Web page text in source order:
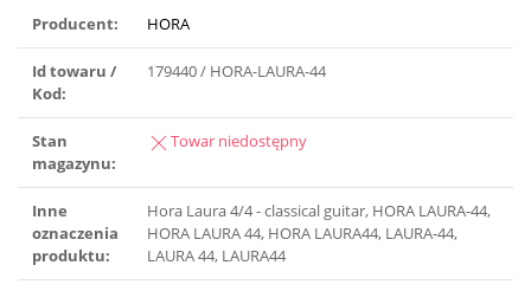
Producent: HORA
Id towaru /
Kod:
179440 / HORA-LAURA-44
Stan
magazynu:
Towar niedostępny
Inne
oznaczenia
produktu:
Hora Laura 4/4 - classical guitar, HORA LAURA-44,
HORA LAURA 44, HORA LAURA44, LAURA-44,
LAURA 44, LAURA44